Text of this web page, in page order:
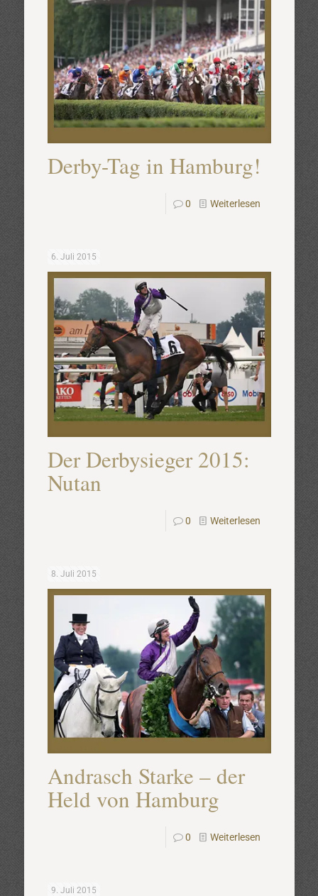
Derby-Tag in Hamburg!
0 Weiterlesen
6. Juli 2015
Der Derbysieger 2015:
Nutan
0 Weiterlesen
8. Juli 2015
Andrasch Starke – der
Held von Hamburg
0 Weiterlesen
9. Juli 2015